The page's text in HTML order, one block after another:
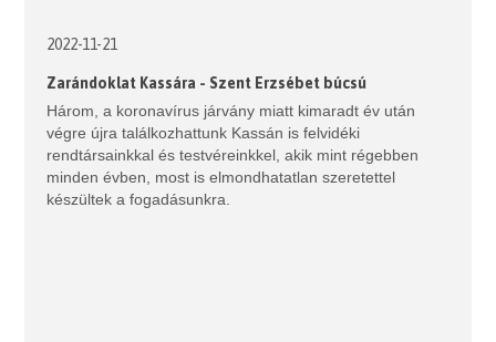
2022-11-21
Zarándoklat Kassára - Szent Erzsébet búcsú
Három, a koronavírus járvány miatt kimaradt év után
végre újra találkozhattunk Kassán is felvidéki
rendtársainkkal és testvéreinkkel, akik mint régebben
minden évben, most is elmondhatatlan szeretettel
készültek a fogadásunkra.